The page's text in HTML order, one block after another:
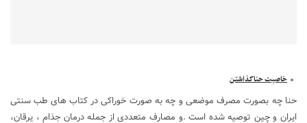
خاصیت حناگذاشتن
حنا چه بصورت مصرف موضعی و چه به صورت خوراکی در کتاب های طب سنتی
ایران و چین توصیه شده است .و مصارف متعددی از جمله درمان جذام ، یرقان،